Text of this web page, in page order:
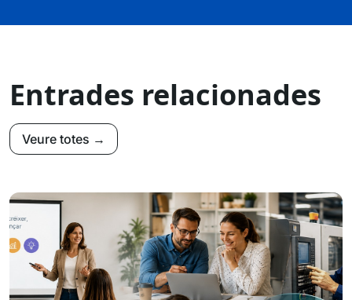
Entrades relacionades
Veure totes →